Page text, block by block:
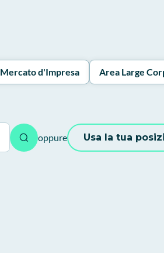
Mercato d'Impresa Area Large
oppure Usa la tua